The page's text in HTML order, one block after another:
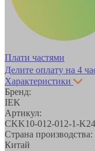
Плати частями
Делите оплату на 4
Характеристики
Бренд:
IEK
Артикул:
CKK10-012-012-1-K24
Страна производства:
Китай